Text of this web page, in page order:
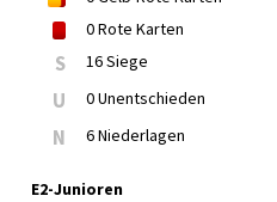
0Rote Karten
S 16 Siege
U 0 Unentschieden
N 6 Niederlagen
E2-Junioren